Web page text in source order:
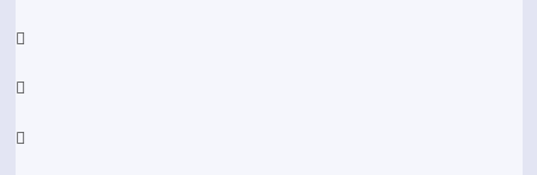
Telegram
Instagram
Twitter